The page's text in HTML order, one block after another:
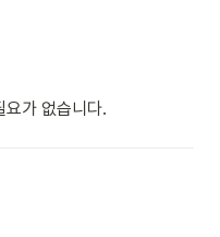
요가 없습니다.